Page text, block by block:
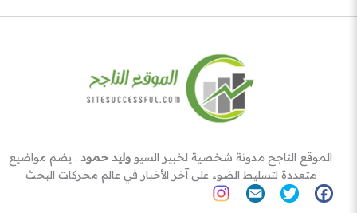
الموقع الناجح مدونة شخصية لخبير السيو وليد حمود . يضم مواضيع
متعددة لتسليط الضوء على آخر الأخبار في عالم محركات البحث